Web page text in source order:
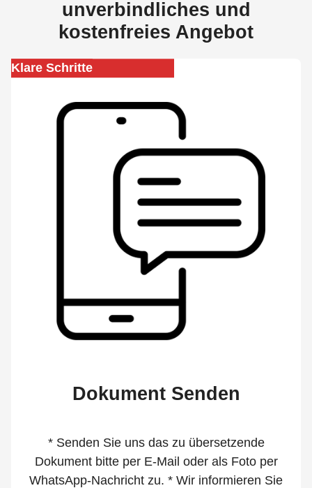
unverbindliches und
kostenfreies Angebot
Klare Schritte
Dokument Senden
* Senden Sie uns das zu übersetzende
Dokument bitte per E-Mail oder als Foto per
WhatsApp-Nachricht zu. * Wir informieren Sie